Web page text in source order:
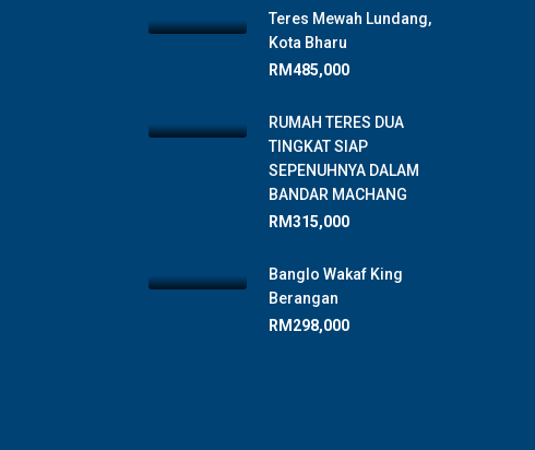
Teres Mewah Lundang,
Kota Bharu
RM485,000
RUMAH TERES DUA
TINGKAT SIAP
SEPENUHNYA DALAM
BANDAR MACHANG
RM315,000
Banglo Wakaf King
Berangan
RM298,000